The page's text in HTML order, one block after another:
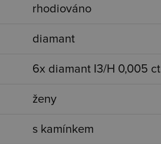
rhodiováno
diamant
6x diamant I3/H 0,005 ct
ženy
s kamínkem